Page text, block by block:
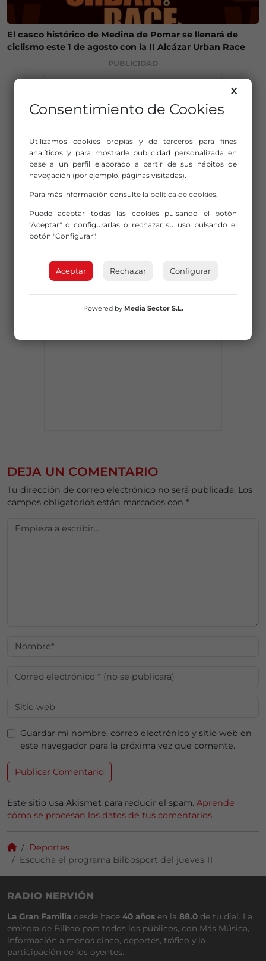
El casco histórico de Medina de Pomar se llenará de
ciclismo este 1 de agosto con la II Alcázar Urban Race
PUBLICIDAD
DEJA UN COMENTARIO
Tu dirección de correo electrónico no será publicada. Los
campos obligatorios están marcados con *
Guardar mi nombre, correo electrónico y sitio web en
este navegador para la próxima vez que comente.
Este sitio usa Akismet para reducir el spam. Aprende
cómo se procesan los datos de tus comentarios.
Deportes
Escucha el programa Bilbosport del jueves 11
RADIO NERVIÓN
La Gran Familia desde hace 40 años en la 88.0 de tu dial. La
emisora de Bilbao para todos los públicos, con Más Música,
información a menos cinco, deportes, tráfico y la
participación de los oyentes.
X
Consentimiento de Cookies
Utilizamos cookies propias y de terceros para fines
analíticos y para mostrarle publicidad personalizada en
base a un perfil elaborado a partir de sus hábitos de
navegación (por ejemplo, páginas visitadas).
Para más información consulte la política de cookies.
Puede aceptar todas las cookies pulsando el botón
"Aceptar" o configurarlas o rechazar su uso pulsando el
botón "Configurar".
Aceptar Rechazar Configurar
Powered by Media Sector S.L.